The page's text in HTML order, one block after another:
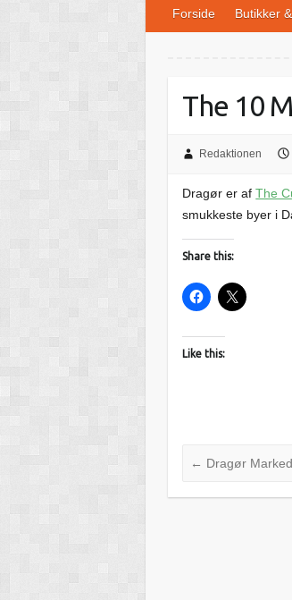
Forside Butikker
The 10
Redaktionen
Dragør er afThe
smukkeste byer i
Share this:
Like this:
← Dragør